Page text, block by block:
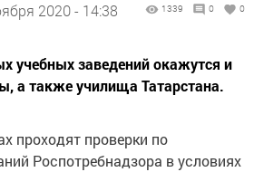
2020 - 14:38 1339 0 0
учебных заведений окажутся и
а также училища Татарстана.
проходят проверки по
Роспотребнадзора в условиях